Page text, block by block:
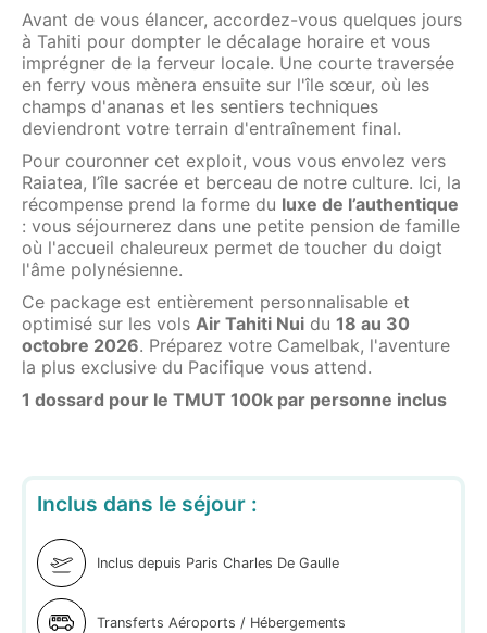
Avant de vous élancer, accordez-vous quelques jours
à Tahiti pour dompter le décalage horaire et vous
imprégner de la ferveur locale. Une courte traversée
en ferry vous mènera ensuite sur l'île sœur, où les
champs d'ananas et les sentiers techniques
deviendront votre terrain d'entraînement final.
Pour couronner cet exploit, vous vous envolez vers
Raiatea, l’île sacrée et berceau de notre culture. Ici, la
récompense prend la forme du luxe de l’authentique
: vous séjournerez dans une petite pension de famille
où l'accueil chaleureux permet de toucher du doigt
l'âme polynésienne.
Ce package est entièrement personnalisable et
optimisé sur les vols Air Tahiti Nui du 18 au 30
octobre 2026. Préparez votre Camelbak, l'aventure
la plus exclusive du Pacifique vous attend.
1 dossard pour le TMUT 100k par personne inclus
Inclus dans le séjour :
Inclus depuis Paris Charles De Gaulle
Transferts Aéroports / Hébergements